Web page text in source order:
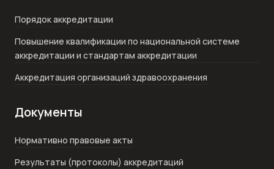
Порядок аккредитации
Повышение квалификации по национальной системе
аккредитации и стандартам аккредитации
Аккредитация организаций здравоохранения
Документы
Нормативно правовые акты
Результаты (протоколы) аккредитаций